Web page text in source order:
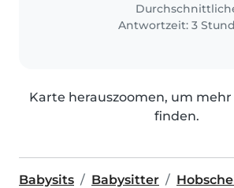
Antwortzeit: 3
Karte herauszoomen, um mehr
finden.
Babysits Babysitter